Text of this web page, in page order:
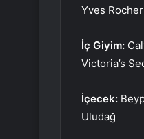
Yves Rocher
İç Giyim:
Victoria’s
İçecek:
Uludağ